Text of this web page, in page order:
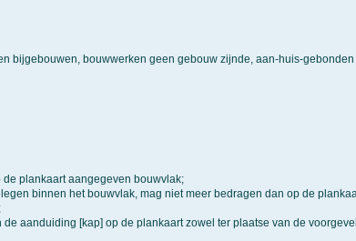
bijgebouwen, bouwwerken geen gebouw zijnde, aan-huis-
plankaart aangegeven bouwvlak;
binnen het bouwvlak, mag niet meer bedragen dan op de
aanduiding [kap] op de plankaart zowel ter plaatse van de